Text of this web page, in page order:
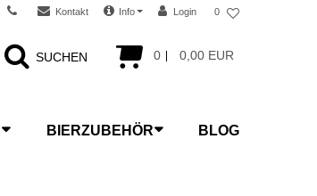
Kontakt Info Login 0
0 0,00 EUR
SUCHEN
BIERZUBEHÖR BLOG